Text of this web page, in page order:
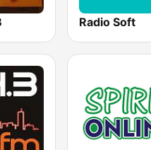
Radio Soft